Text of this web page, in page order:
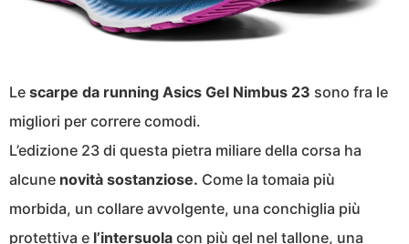
Le scarpe da running Asics Gel Nimbus 23 sono fra le
migliori per correre comodi.
L’edizione 23 di questa pietra miliare della corsa ha
alcune novità sostanziose. Come la tomaia più
morbida, un collare avvolgente, una conchiglia più
protettiva e l’intersuola con più gel nel tallone, una